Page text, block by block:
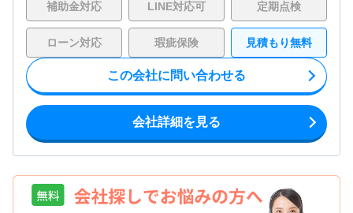
補助金対応 LINE対応可 定期点検
ローン対応 瑕疵保険 見積もり無料
この会社に問い合わせる
会社詳細を見る